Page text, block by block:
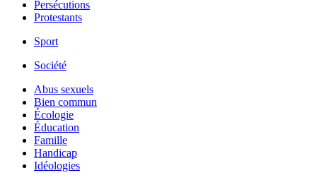
Persécutions
Protestants
Sport
Société
Abus sexuels
Bien commun
Écologie
Éducation
Famille
Handicap
Idéologies